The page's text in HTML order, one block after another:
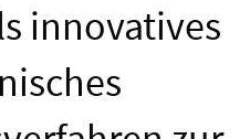
innovatives